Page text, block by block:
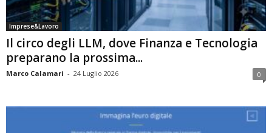
Imprese&Lavoro
Il circo degli LLM, dove Finanza e Tecnologia
preparano la prossima...
Marco Calamari - 24 Luglio 2026 0